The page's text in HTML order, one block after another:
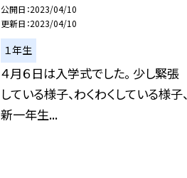
公開日 2023/04/10
更新日 2023/04/10
１年生
４月６日は入学式でした。 少し緊張
している様子、わくわくしている様子、
新一年生...